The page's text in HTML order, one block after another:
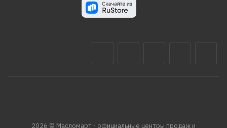
2026 © Масломарт - официальные центры продаж и